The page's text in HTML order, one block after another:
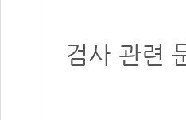
검사 관련